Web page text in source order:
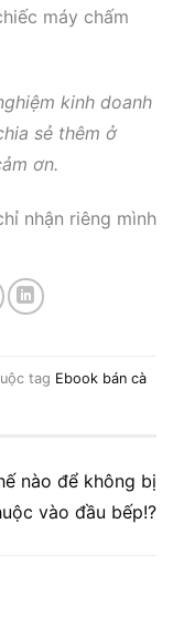
máy chấm
kinh doanh
sẻ thêm ở
ơn.
nhận riêng mình
tag Ebook bán cà
nào để không bị
vào đầu bếp!?